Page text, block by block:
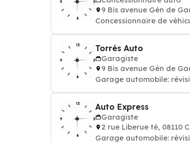
9 Bis avenue Gén de
Concessionnaire de
Torrés Auto
Garagiste
9 Bis avenue Gén de
Garage automobile:
Auto Express
Garagiste
2 rue Liberue té, 08110
Garage automobile: